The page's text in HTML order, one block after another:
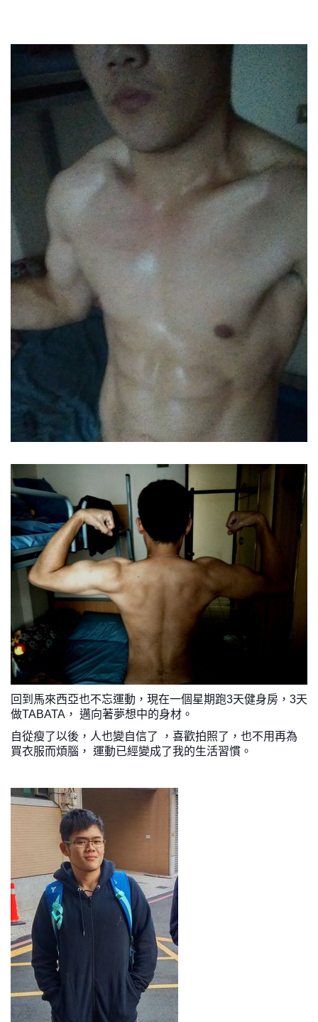
回到馬來西亞也不忘運動，現在一個星期跑3天健身房，3天
做TABATA， 邁向著夢想中的身材。
自從瘦了以後，人也變自信了 ，喜歡拍照了，也不用再為
買衣服而煩腦， 運動已經變成了我的生活習慣。